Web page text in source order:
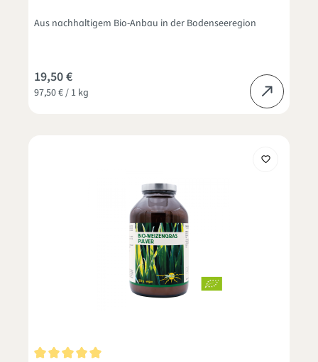
Aus nachhaltigem Bio-Anbau in der Bodenseeregion
97,50 € / 1 kg
19,50 €